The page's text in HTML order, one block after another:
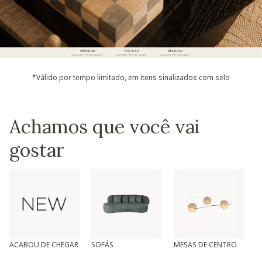
*Válido por tempo limitado, em itens sinalizados com selo
Achamos que você vai
gostar
ACABOU DE CHEGAR SOFÁS MESAS DE CENTRO